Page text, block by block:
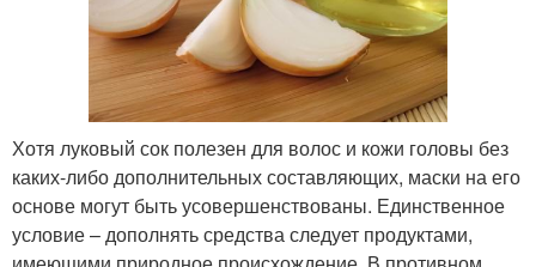
Хотя луковый сок полезен для волос и кожи головы без
каких-либо дополнительных составляющих, маски на его
основе могут быть усовершенствованы. Единственное
условие – дополнять средства следует продуктами,